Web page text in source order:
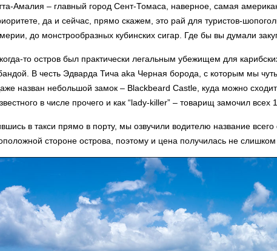
Амалия – главный город Сент-Томаса, наверное, самая
да и сейчас, прямо скажем, это рай для туристов-
до монстрообразных кубинских сигар. Где бы вы думали
то остров был практически легальным убежищем для
В честь Эдварда Тича aka Черная борода, с которым мы
назван небольшой замок – Blackbeard Castle, куда можно
в числе прочего и как “lady-killer” – товарищ замочил всех
в такси прямо в порту, мы озвучили водителю название
стороне острова, поэтому и цена получилась не